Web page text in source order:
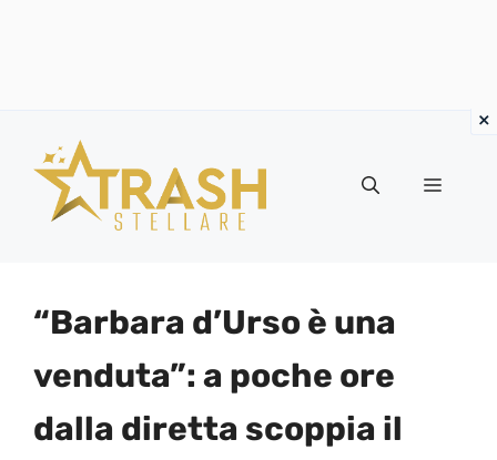
contenuto
Menu
“Barbara d’Urso è una
venduta”: a poche ore
dalla diretta scoppia il